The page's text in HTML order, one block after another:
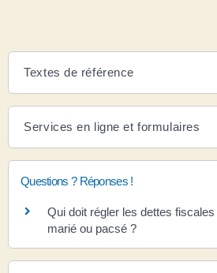
Textes de référence
Services en ligne et formulaires
Questions ? Réponses !
Qui doit régler les dettes
marié ou pacsé ?